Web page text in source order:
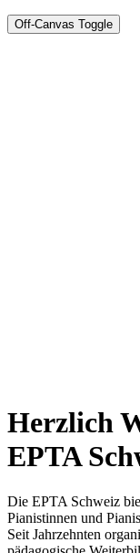
Off-Canvas Toggle
Herzlich
EPTA
Die EPTA Schweiz
Pianistinnen und
Seit Jahrzehnten